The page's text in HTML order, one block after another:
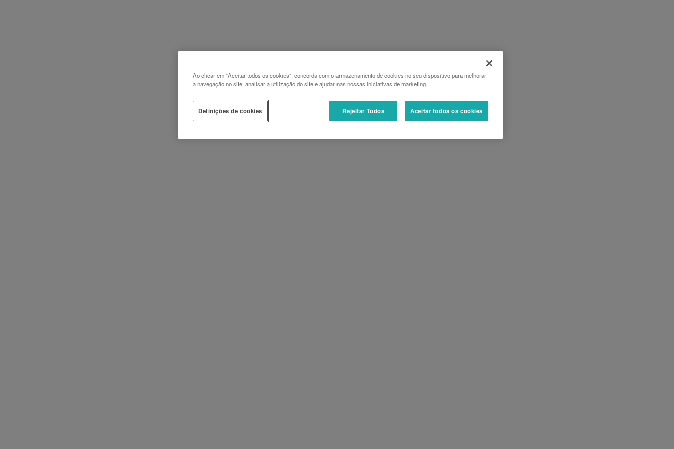
Ao clicar em "Aceitar todos os cookies", concorda com o armazenamento de cookies no seu dispositivo para melhorar
a navegação no site, analisar a utilização do site e ajudar nas nossas iniciativas de marketing.
Rejeitar Todos Aceitar todos os cookies
Definições de cookies